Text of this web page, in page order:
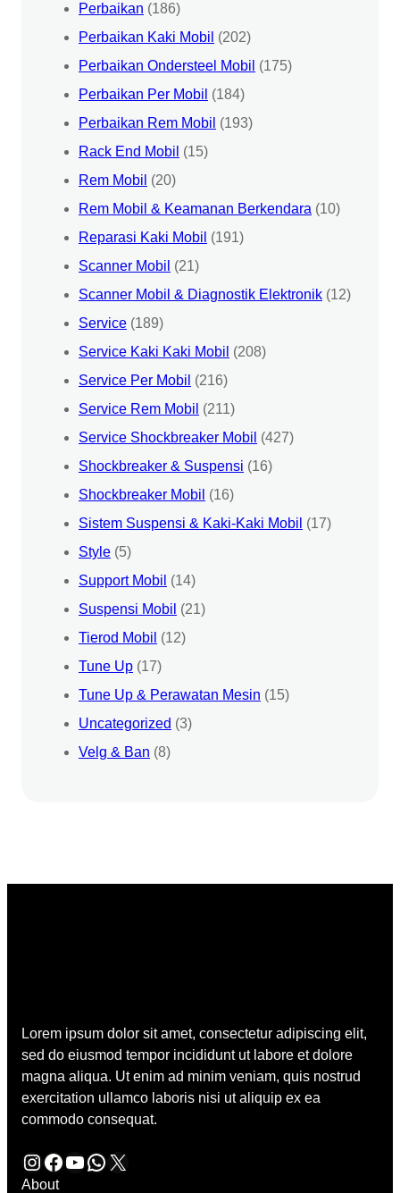
Perbaikan (186)
Perbaikan Kaki Mobil (202)
Perbaikan Ondersteel Mobil (175)
Perbaikan Per Mobil (184)
Perbaikan Rem Mobil (193)
Rack End Mobil (15)
Rem Mobil (20)
Rem Mobil & Keamanan Berkendara (10)
Reparasi Kaki Mobil (191)
Scanner Mobil (21)
Scanner Mobil & Diagnostik Elektronik (12)
Service (189)
Service Kaki Kaki Mobil (208)
Service Per Mobil (216)
Service Rem Mobil (211)
Service Shockbreaker Mobil (427)
Shockbreaker & Suspensi (16)
Shockbreaker Mobil (16)
Sistem Suspensi & Kaki-Kaki Mobil (17)
Style (5)
Support Mobil (14)
Suspensi Mobil (21)
Tierod Mobil (12)
Tune Up (17)
Tune Up & Perawatan Mesin (15)
Uncategorized (3)
Velg & Ban (8)
Lorem ipsum dolor sit amet, consectetur adipiscing elit,
sed do eiusmod tempor incididunt ut labore et dolore
magna aliqua. Ut enim ad minim veniam, quis nostrud
exercitation ullamco laboris nisi ut aliquip ex ea
commodo consequat.
Instagram Facebook YouTube WhatsApp X
About